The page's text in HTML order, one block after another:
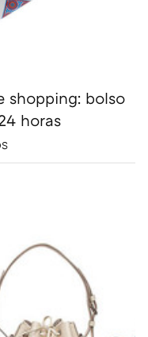
shopping: bolso
horas